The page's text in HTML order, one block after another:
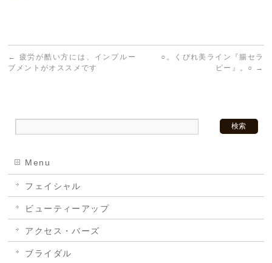
←
疲労が酷い方には、インプルー
ブメントがオススメです
○。くびれ美ライン『腸セラ
ピー』。○ →
Menu
フェイシャル
ビューティーアップ
アクセス・バーズ
ブライダル